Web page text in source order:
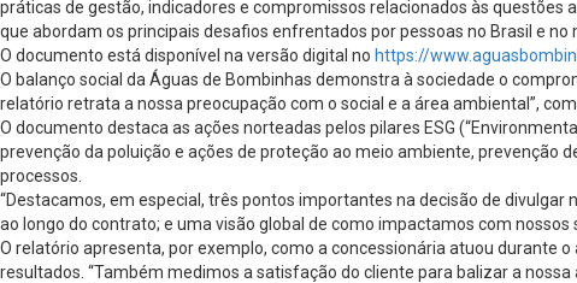
práticas de gestão, indicadores e compromissos relacionados às questões
que abordam os principais desafios enfrentados por pessoas no Brasil e no
O documento está disponível na versão digital no https://
O balanço social da Águas de Bombinhas demonstra à sociedade o
relatório retrata a nossa preocupação com o social e a área ambiental”,
O documento destaca as ações norteadas pelos pilares ESG
prevenção da poluição e ações de proteção ao meio ambiente, prevenção
processos.
“Destacamos, em especial, três pontos importantes na decisão de
ao longo do contrato; e uma visão global de como impactamos com
O relatório apresenta, por exemplo, como a concessionária atuou durante
resultados. “Também medimos a satisfação do cliente para balizar a